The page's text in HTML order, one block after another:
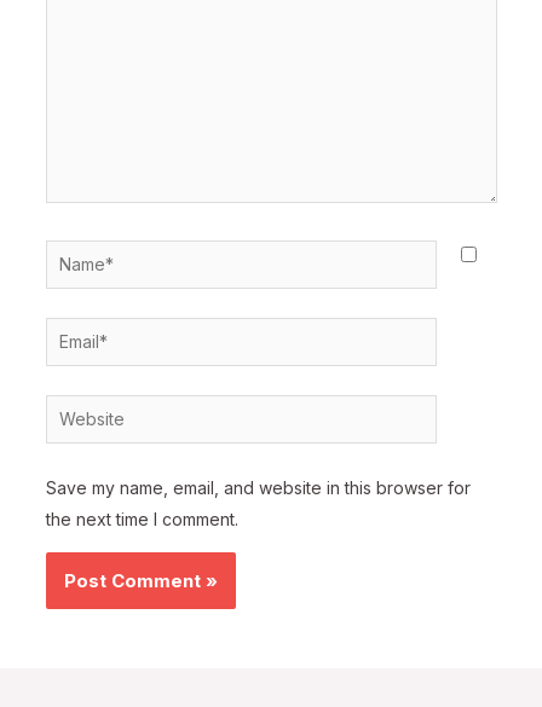
Name*
Email*
Website
Save my name, email, and website in this browser for
the next time I comment.